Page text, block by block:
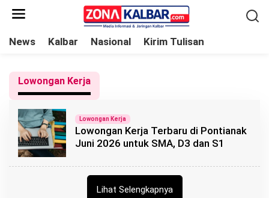
News Kalbar Nasional Kirim Tulisan
Lowongan Kerja
Lowongan Kerja
Lowongan Kerja Terbaru di Pontianak
Juni 2026 untuk SMA, D3 dan S1
Lihat Selengkapnya